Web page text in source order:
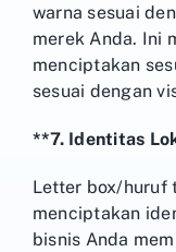
warna sesuai
merek Anda. Ini
menciptakan
sesuai dengan
**7. Identitas
Letter box/huruf
menciptakan
bisnis Anda